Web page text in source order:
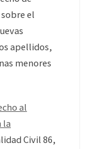
el
apellidos,
menores
al
la
Civil 86,